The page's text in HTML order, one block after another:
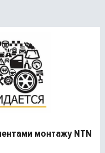
монтажу NTN